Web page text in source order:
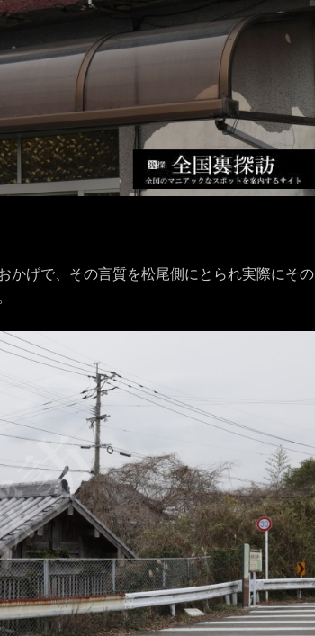
かげで、その言質を松尾側にとられ実際にその